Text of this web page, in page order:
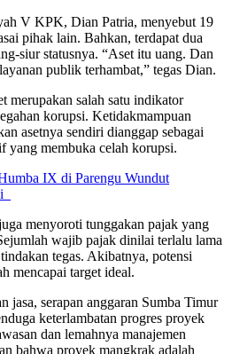
V KPK, Dian Patria, menyebut 19
pihak lain. Bahkan, terdapat dua
siur statusnya. “Aset itu uang. Dan
publik terhambat,” tegas Dian.
merupakan salah satu indikator
korupsi. Ketidakmampuan
asetnya sendiri dianggap sebagai
yang membuka celah korupsi.
IX di Parengu Wundut
menyoroti tunggakan pajak yang
wajib pajak dinilai terlalu lama
tegas. Akibatnya, potensi
mencapai target ideal.
jasa, serapan anggaran Sumba Timur
keterlambatan progres proyek
dan lemahnya manajemen
bahwa proyek mangkrak adalah